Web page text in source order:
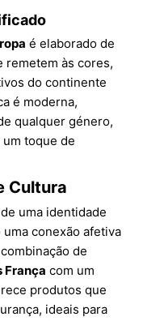
é elaborado de
remetem às cores,
do continente
é moderna,
qualquer género,
toque de
Cultura
uma identidade
conexão afetiva
de
França com um
produtos que
ideais para